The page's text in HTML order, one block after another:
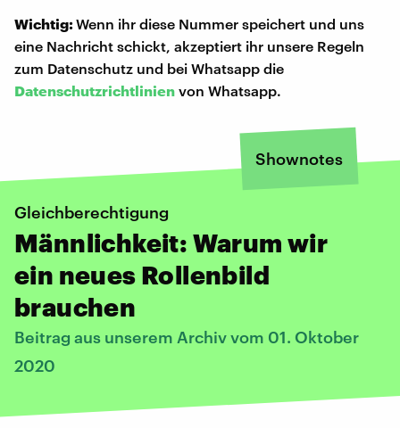
Wichtig:Wenn ihr diese Nummer speichert und uns
eine Nachricht schickt, akzeptiert ihr unsere Regeln
zum Datenschutz und bei Whatsapp die
Datenschutzrichtlinien von Whatsapp.
Shownotes
Gleichberechtigung
Männlichkeit: Warum wir
ein neues Rollenbild
brauchen
Beitrag aus unserem Archiv vom 01. Oktober
2020